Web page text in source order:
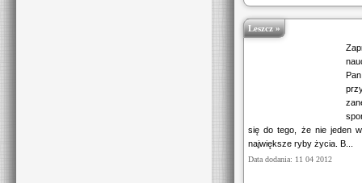
Leszcz »
się do tego, że nie jeden
największe ryby życia. B...
Data dodania: 11 04 2012